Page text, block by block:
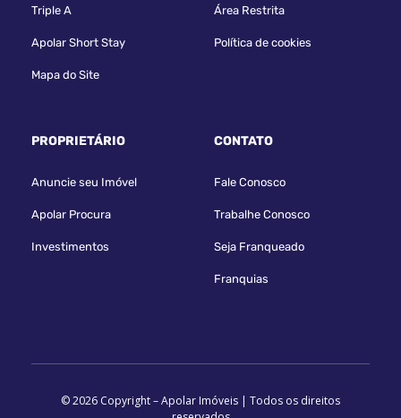
Triple A
Apolar Short Stay
Mapa do Site
Área Restrita
Política de cookies
PROPRIETÁRIO
Anuncie seu Imóvel
Apolar Procura
Investimentos
CONTATO
Fale Conosco
Trabalhe Conosco
Seja Franqueado
Franquias
© 2026 Copyright – Apolar Imóveis | Todos os direitos